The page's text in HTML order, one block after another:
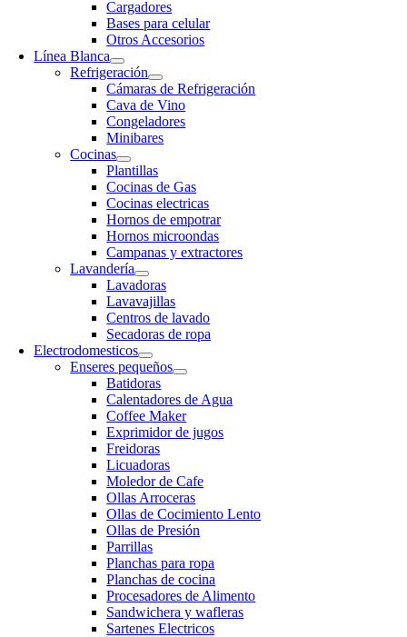
Cargadores
Bases para celular
Otros Accesorios
Línea Blanca
Refrigeración
Cámaras de Refrigeración
Cava de Vino
Congeladores
Minibares
Cocinas
Plantillas
Cocinas de Gas
Cocinas electricas
Hornos de empotrar
Hornos microondas
Campanas y extractores
Lavandería
Lavadoras
Lavavajillas
Centros de lavado
Secadoras de ropa
Electrodomesticos
Enseres pequeños
Batidoras
Calentadores de Agua
Coffee Maker
Exprimidor de jugos
Freidoras
Licuadoras
Moledor de Cafe
Ollas Arroceras
Ollas de Cocimiento Lento
Ollas de Presión
Parrillas
Planchas para ropa
Planchas de cocina
Procesadores de Alimento
Sandwichera y wafleras
Sartenes Electricos